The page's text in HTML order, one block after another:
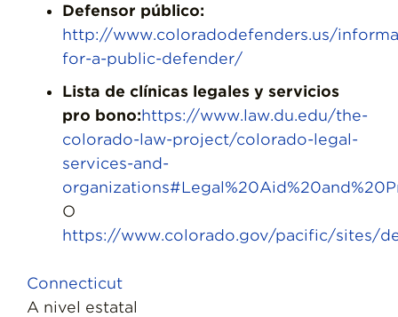
Defensor público:
http://www.coloradodefenders.us/
for-a-public-defender/
Lista de clínicas legales y servicios
pro bono:https://www.law.du.edu/the-
colorado-law-project/colorado-legal-
services-and-
O
https://www.colorado.gov/pacific/sites/
Connecticut
A nivel estatal